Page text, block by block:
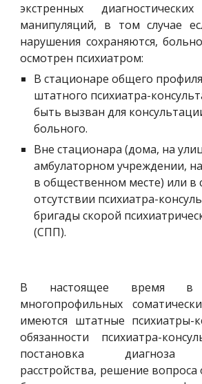
экстренных
манипуляций, в том случае
нарушения сохраняются,
осмотрен психиатром:
В стационаре общего
штатного психиатра-
быть вызван для
больного.
Вне стационара (дома, на
амбулаторном учреждении,
в общественном месте) или в
отсутствии психиатра-
бригады скорой
(СПП).
В настоящее время в
многопрофильных
имеются штатные психиатры-
обязанности психиатра-
постановка диагноза
расстройства, решение вопроса